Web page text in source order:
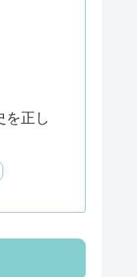
を正し